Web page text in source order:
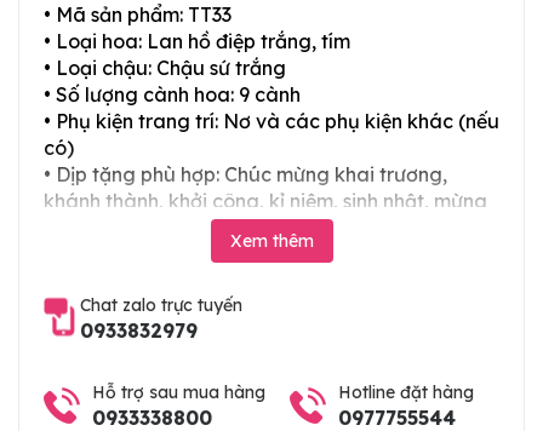
• Mã sản phẩm: TT33
• Loại hoa: Lan hồ điệp trắng, tím
• Loại chậu: Chậu sứ trắng
• Số lượng cành hoa: 9 cành
• Phụ kiện trang trí: Nơ và các phụ kiện khác (nếu
có)
• Dịp tặng phù hợp: Chúc mừng khai trương,
khánh thành, khởi công, kỉ niệm, sinh nhật, mừng
thọ, mừng cưới, tân gia và các ngày lễ tết trong
Xem thêm
Chat zalo trực tuyến
0933832979
Hỗ trợ sau mua hàng
0933338800
Hotline đặt hàng
0977755544